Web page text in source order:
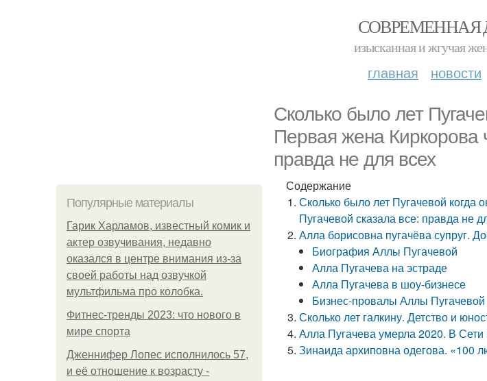
СОВРЕМЕННАЯ
изысканная и жгучая
главная новости
Сколько было лет
Первая жена Киркорова
правда не для всех
Популярные материалы
Гарик Харламов, известный комик и
актер озвучивания, недавно
оказался в центре внимания из-за
своей работы над озвучкой
мультфильма про колобка.
Фитнес-тренды 2023: что нового в
мире спорта
Дженнифер Лопес исполнилось 57,
и её отношение к возрасту -
Содержание
Сколько было лет Пугачевой
Пугачевой сказала все: правда не
Алла борисовна пугачёва супруг.
Биография Аллы Пугачевой
Алла Пугачева на эстраде
Алла Пугачева в шоу-бизнесе
Бизнес-провалы Аллы Пугачевой
Сколько лет галкину. Детство и
Алла Пугачева умерла 2020. В Сети
Зинаида архиповна одегова. «100